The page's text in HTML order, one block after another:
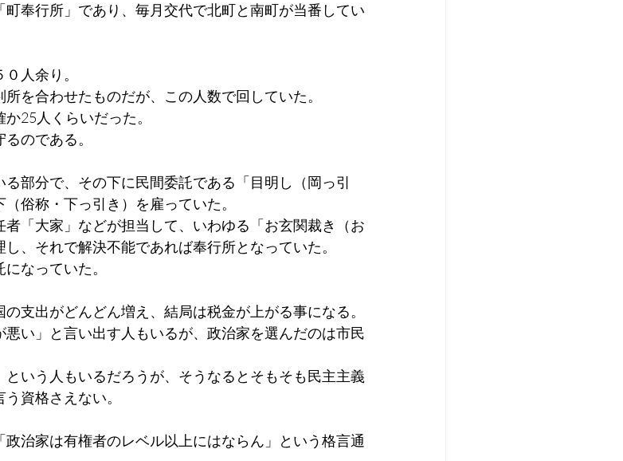
奉行所」であり、毎月交代で北町と南町が当番してい
人余り。
を合わせたものだが、この人数で回していた。
25人くらいだった。
のである。
部分で、その下に民間委託である「目明し（岡っ引
俗称・下っ引き）を雇っていた。
「大家」などが担当して、いわゆる「お玄関裁き（お
、それで解決不能であれば奉行所となっていた。
なっていた。
支出がどんどん増え、結局は税金が上がる事になる。
い」と言い出す人もいるが、政治家を選んだのは市民
という人もいるだろうが、そうなるとそもそも民主主義
資格さえない。
治家は有権者のレベル以上にはならん」という格言通